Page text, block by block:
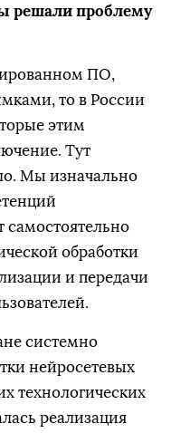
решали проблему
ПО,
то в России
этим
Тут
Мы изначально
самостоятельно
обработки
и передачи
системно
нейросетевых
технологических
реализация